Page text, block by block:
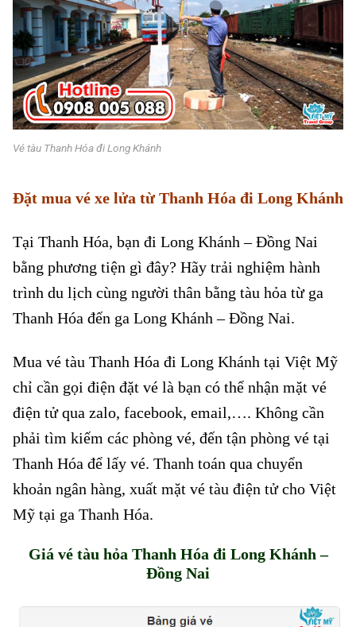
Vé tàu Thanh Hóa đi Long Khánh
Đặt mua vé xe lửa từ Thanh Hóa đi Long Khánh
Tại Thanh Hóa, bạn đi Long Khánh – Đồng Nai
bằng phương tiện gì đây? Hãy trải nghiệm hành
trình du lịch cùng người thân bằng tàu hỏa từ ga
Thanh Hóa đến ga Long Khánh – Đồng Nai.
Mua vé tàu Thanh Hóa đi Long Khánh tại Việt Mỹ
chỉ cần gọi điện đặt vé là bạn có thể nhận mặt vé
điện tử qua zalo, facebook, email,…. Không cần
phải tìm kiếm các phòng vé, đến tận phòng vé tại
Thanh Hóa để lấy vé. Thanh toán qua chuyển
khoản ngân hàng, xuất mặt vé tàu điện tử cho Việt
Mỹ tại ga Thanh Hóa.
Giá vé tàu hỏa Thanh Hóa đi Long Khánh –
Đồng Nai